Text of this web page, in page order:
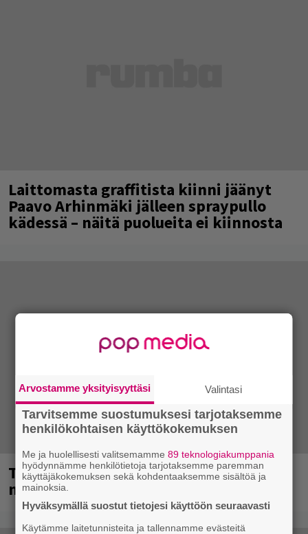
Laittomasta graffitista kiinni jäänyt
Paavo Arhinmäki jälleen spraypullo
kädessä – näitä puolueita ei kiinnosta
Tampereella sunnuntaina superpäivä –
nämä artistit mukana
Arvostamme yksityisyyttäsi Valintasi
Tarvitsemme suostumuksesi tarjotaksemme
henkilökohtaisen käyttökokemuksen
Me ja huolellisesti valitsemamme89 teknologiakumppania
hyödynnämme henkilötietoja tarjotaksemme paremman
käyttäjäkokemuksen sekä kohdentaaksemme sisältöä ja
mainoksia.
Hyväksymällä suostut tietojesi käyttöön seuraavasti
Käytämme laitetunnisteita ja tallennamme evästeitä